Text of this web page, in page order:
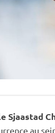
Sjaastad
au